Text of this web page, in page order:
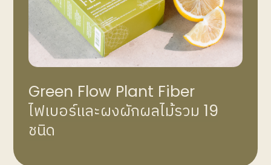
Green Flow Plant Fiber
ไฟเบอร์และผงผักผลไม้รวม 19
ชนิด